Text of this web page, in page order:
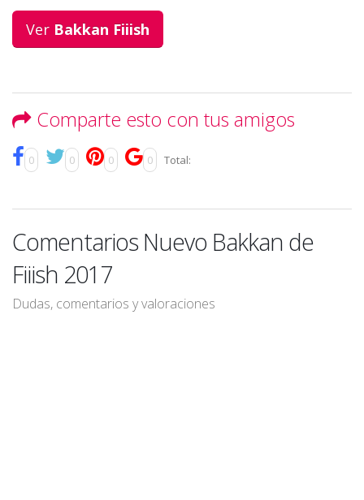
Ver Bakkan Fiiish
Comparte esto con tus amigos
0 0 0 0 Total:
Comentarios Nuevo Bakkan de
Fiiish 2017
Dudas, comentarios y valoraciones